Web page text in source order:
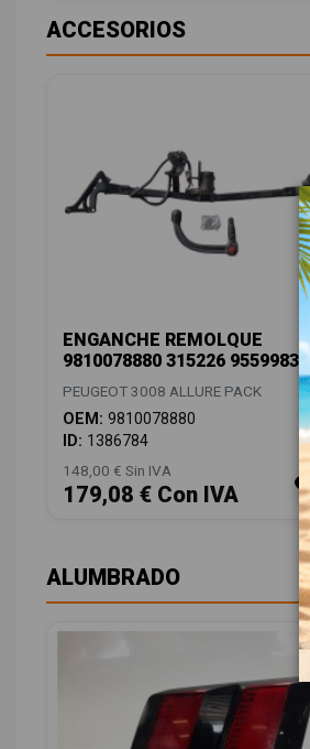
ACCESORIOS
ENGANCHE REMOLQUE
9810078880 315226 95599834
PEUGEOT 3008 ALLURE PACK
OEM: 9810078880
ID: 1386784
148,00 € Sin IVA
179,08 € Con IVA
ALUMBRADO